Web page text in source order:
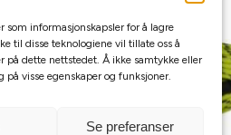
som informasjonskapsler for å lagre
til disse teknologiene vil tillate oss å
på dette nettstedet. Å ikke samtykke eller
visse egenskaper og funksjoner.
Se preferanser